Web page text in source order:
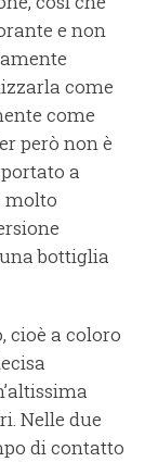
e non
come
come
però non è
a
molto
bottiglia
cioè a coloro
Nelle due
di contatto